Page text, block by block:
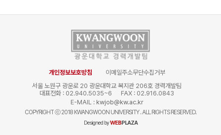
개인정보보호방침
이메일주소무단수집거부
서울 노원구 광운로 20 광운대학교 복지관 206호 경력개발팀
대표전화 : 02.940.5035~6
FAX : 02.916.0843
E-MAIL : kwjob@kw.ac.kr
COPYRIGHTⓒ2018 KWANGWOON UNIVERSITY . ALL RIGHTS RESERVED.
Designed byWEBPLAZA